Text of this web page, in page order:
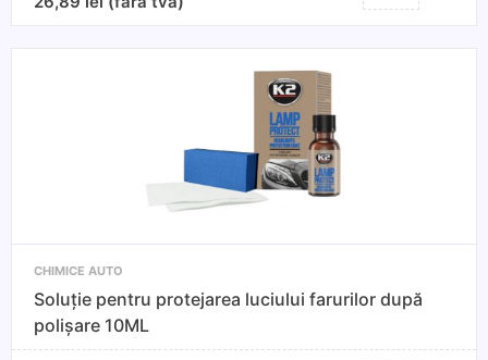
CHIMICE AUTO
Soluție pentru protejarea luciului farurilor după
polișare 10ML